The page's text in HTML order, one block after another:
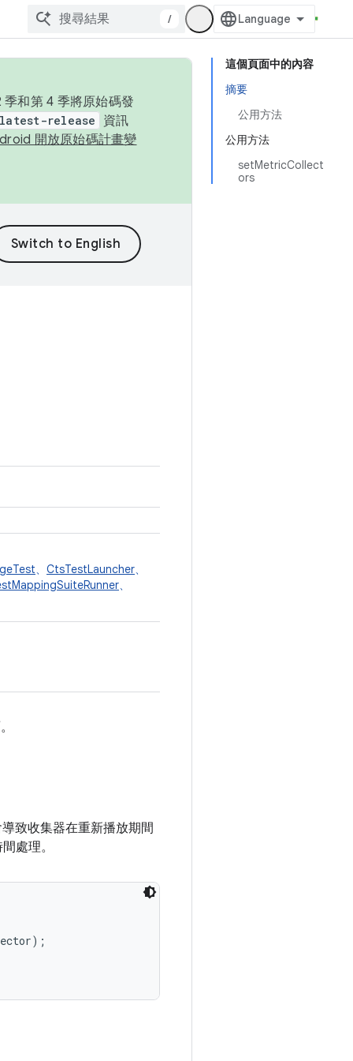
/
這個頁面中的內容
摘要
公用方法
公用方法
setMetricCollect
ors
和第 4 季將原始碼發
release
資訊
開放原始碼計畫變
、 CtsTestLauncher、
、
致收集器在重新播放期間
處理。